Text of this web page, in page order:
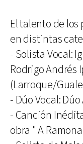
El talento de
en distintas
- Solista Vocal:
Rodrigo Andrés
(Larroque/
- Dúo Vocal:
- Canción
obra " A